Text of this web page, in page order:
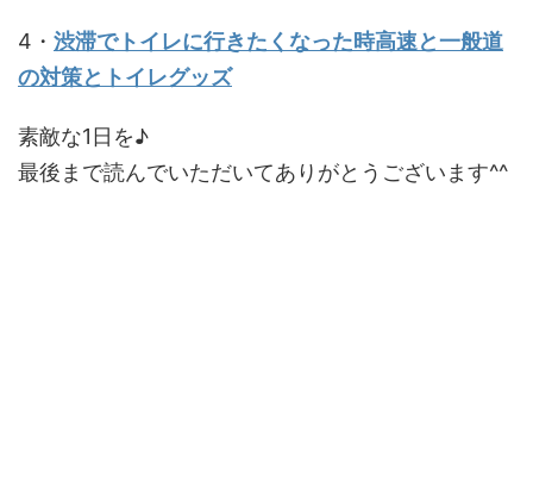
4・ 渋滞でトイレに行きたくなった時高速と一般道
の対策とトイレグッズ
素敵な1日を♪
最後まで読んでいただいてありがとうございます^^